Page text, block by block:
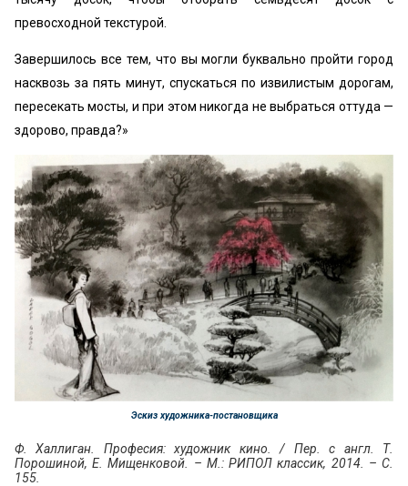
превосходной текстурой.
Завершилось все тем, что вы могли буквально пройти город
на­сквозь за пять минут, спускаться по извилистым дорогам,
пересекать мосты, и при этом никогда не выбраться оттуда —
здорово, правда?»
Эскиз художника-постановщика
Ф. Халлиган. Професия: художник кино. / Пер. с англ. Т.
Порошиной, Е. Мищенковой. – М.: РИПОЛ классик, 2014. – С.
155.